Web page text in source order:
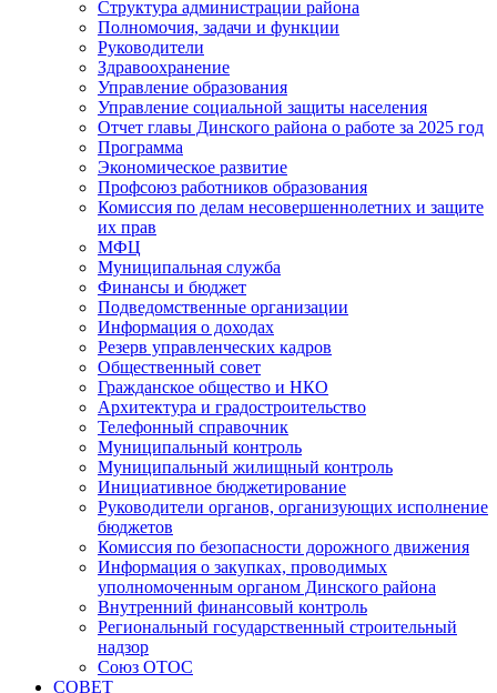
Структура администрации района
Полномочия, задачи и функции
Руководители
Здравоохранение
Управление образования
Управление социальной защиты населения
Отчет главы Динского района о работе за 2025 год
Программа
Экономическое развитие
Профсоюз работников образования
Комиссия по делам несовершеннолетних и защите
их прав
МФЦ
Муниципальная служба
Финансы и бюджет
Подведомственные организации
Информация о доходах
Резерв управленческих кадров
Общественный совет
Гражданское общество и НКО
Архитектура и градостроительство
Телефонный справочник
Муниципальный контроль
Муниципальный жилищный контроль
Инициативное бюджетирование
Руководители органов, организующих исполнение
бюджетов
Комиссия по безопасности дорожного движения
Информация о закупках, проводимых
уполномоченным органом Динского района
Внутренний финансовый контроль
Региональный государственный строительный
надзор
Союз ОТОС
СОВЕТ